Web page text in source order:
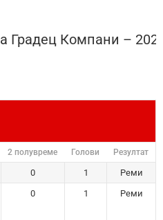
Градец Компани –
2 полувреме Голови Резултат
0 1
Реми
0 1 Реми